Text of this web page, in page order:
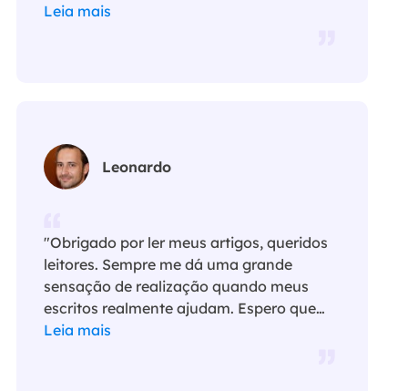
Leia mais
Leonardo
"Obrigado por ler meus artigos, queridos
leitores. Sempre me dá uma grande
sensação de realização quando meus
escritos realmente ajudam. Espero que
gostem de sua estadia no EaseUS e
Leia mais